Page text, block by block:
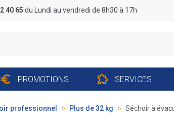
40 65 du Lundi au vendredi de 8h30 à 17h
PROMOTIONS SERVICES
professionnel Plus de 32 kg Séchoir à